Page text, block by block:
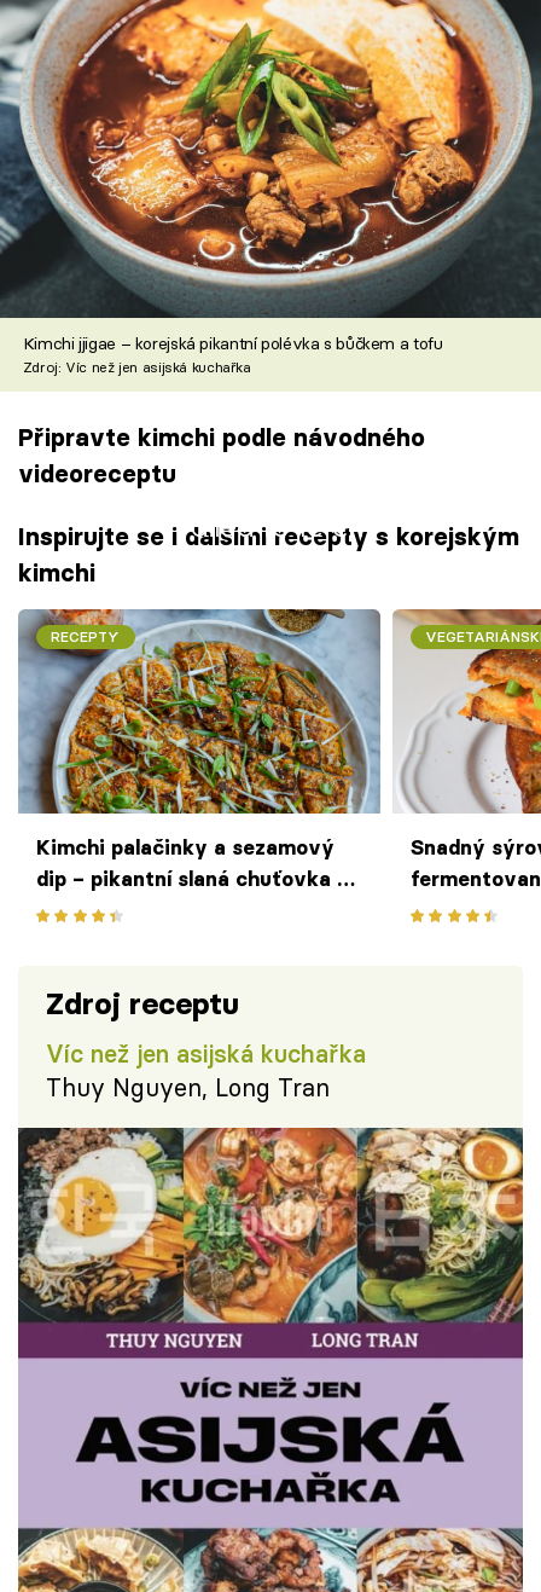
Kimchi jjigae – korejská pikantní polévka s bůčkem a tofu
Zdroj: Víc než jen asijská kuchařka
Připravte kimchi podle návodného
videoreceptu
Failed to fetch
Inspirujte se i dalšími recepty s korejským
kimchi
RECEPTY
Kimchi palačinky a sezamový
dip – pikantní slaná chuťovka s
korejským šmrncem
Snadný
zdravý
Zdroj receptu
Víc než jen asijská kuchařka
Thuy Nguyen, Long Tran